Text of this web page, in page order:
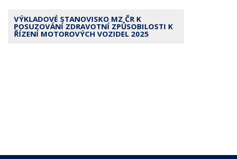
VÝKLADOVÉ STANOVISKO MZ ČR K
POSUZOVÁNÍ ZDRAVOTNÍ ZPŮSOBILOSTI K
ŘÍZENÍ MOTOROVÝCH VOZIDEL 2025